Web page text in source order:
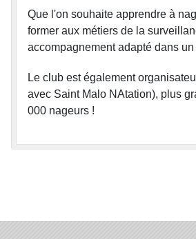
Que l'on souhaite apprendre à
former aux métiers de la
accompagnement adapté dans
Le club est également
avec Saint Malo NAtation), plus
000 nageurs !